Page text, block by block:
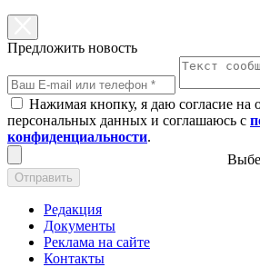
Предложить новость
Нажимая кнопку, я даю согласие на
персональных данных и соглашаюсь с
конфиденциальности.
Отправить
Редакция
Документы
Реклама на сайте
Контакты